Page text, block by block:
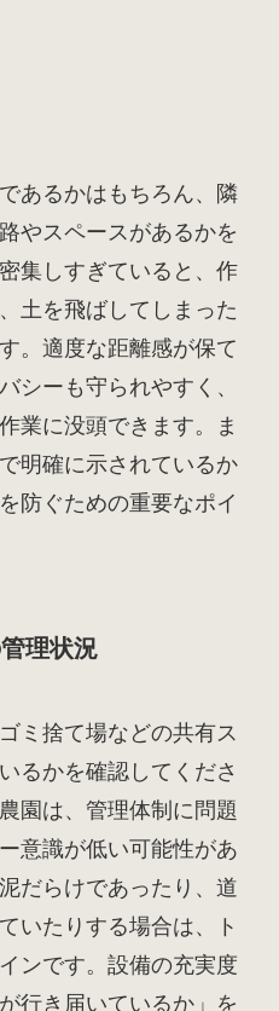
あるかはもちろん、隣
やスペースがあるかを
集しすぎていると、作
土を飛ばしてしまった
。適度な距離感が保て
シーも守られやすく、
業に没頭できます。ま
明確に示されているか
防ぐための重要なポイ
理状況
ミ捨て場などの共有ス
るかを確認してくださ
園は、管理体制に問題
意識が低い可能性があ
だらけであったり、道
いたりする場合は、ト
ンです。設備の充実度
行き届いているか」を